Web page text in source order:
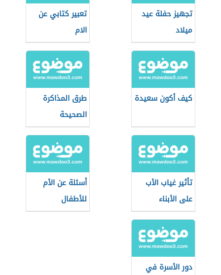
تجهيز حفلة عيد
ميلاد
تعبير كتابي عن
الام
كيف أكون سعيدة
طرق المذاكرة
الصحيحة
تأثير غياب الأب
على الأبناء
أسئلة عن الأم
للأطفال
دور الأسرة في